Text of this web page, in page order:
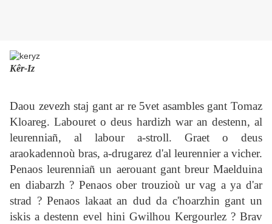
Kêr-Iz
Daou zevezh staj gant ar re 5vet asambles gant Tomaz
Kloareg. Labouret o deus hardizh war an destenn, al
leurenniañ, al labour a-stroll. Graet o deus
araokadennoù bras, a-drugarez d'al leurennier a vicher.
Penaos leurenniañ un aerouant gant breur Maelduina
en diabarzh ? Penaos ober trouzioù ur vag a ya d'ar
strad ? Penaos lakaat an dud da c'hoarzhin gant un
iskis a destenn evel hini Gwilhou Kergourlez ? Brav